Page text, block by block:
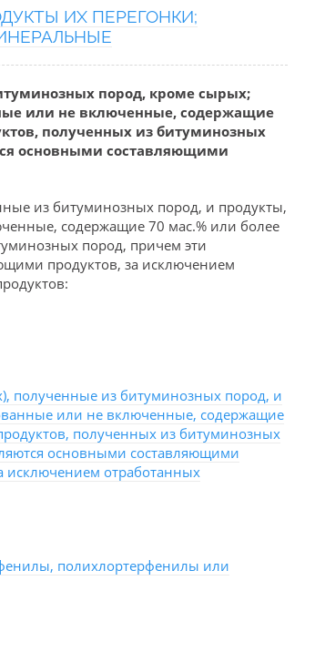
ИХ ПЕРЕГОНКИ;
пород, кроме сырых;
или не включенные, содержащие
полученных из битуминозных
основными составляющими
из битуминозных пород, и продукты,
содержащие 70 мас.% или более
пород, причем эти
продуктов, за исключением
полученные из битуминозных пород, и
или не включенные, содержащие
полученных из битуминозных
основными составляющими
исключением отработанных
полихлортерфенилы или